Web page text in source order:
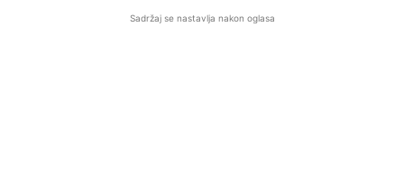
Sadržaj se nastavlja nakon oglasa